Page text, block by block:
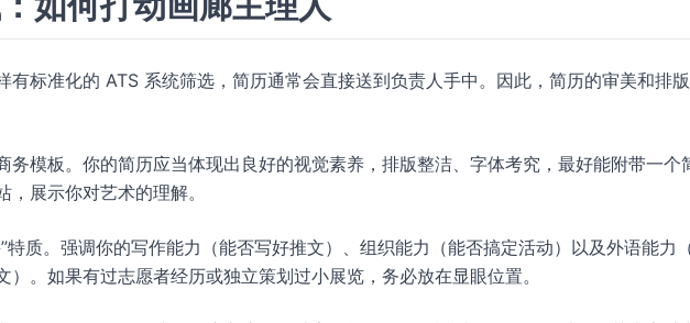
有标准化的 ATS 系统筛选，简历通常会直接送到负责人手中。因此，简历的审美和排
务模板。你的简历应当体现出良好的视觉素养，排版整洁、字体考究，最好能附带一个
展示你对艺术的理解。
特质。强调你的写作能力（能否写好推文）、组织能力（能否搞定活动）以及外语能力
）。如果有过志愿者经历或独立策划过小展览，务必放在显眼位置。